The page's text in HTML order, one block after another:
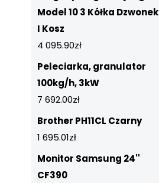
Model 10 3 Kółka Dzwonek
I Kosz
4 095.90zł
Peleciarka, granulator
100kg/h, 3kW
7 692.00zł
Brother PH11CL Czarny
1 695.01zł
Monitor Samsung 24''
CF390